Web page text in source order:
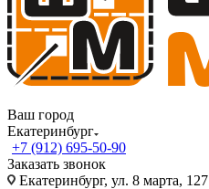
Ваш город
Екатеринбург
+7 (912) 695-50-90
Заказать звонок
Екатеринбург, ул. 8 марта, 127